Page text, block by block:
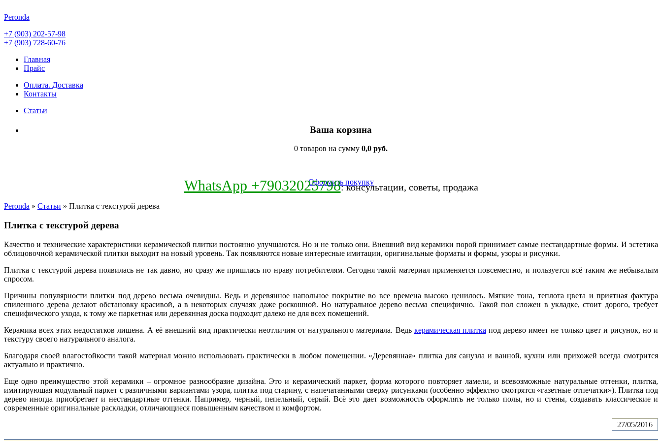
Peronda
+7 (903) 202-57-98
+7 (903) 728-60-76
Главная
Прайс
Оплата. Доставка
Контакты
Статьи
Ваша корзина
0 товаров на сумму 0,0 руб.
Оформить покупку
WhatsApp +79032025798: консультации, советы, продажа
Peronda » Статьи » Плитка с текстурой дерева
Плитка с текстурой дерева
Качество и технические характеристики керамической плитки постоянно улучшаются. Но и не только они. Внешний вид керамики порой принимает самые нестандартные формы. И эстетика
облицовочной керамической плитки выходит на новый уровень. Так появляются новые интересные имитации, оригинальные форматы и формы, узоры и рисунки.
Плитка с текстурой дерева появилась не так давно, но сразу же пришлась по нраву потребителям. Сегодня такой материал применяется повсеместно, и пользуется всё таким же небывалым
спросом.
Причины популярности плитки под дерево весьма очевидны. Ведь и деревянное напольное покрытие во все времена высоко ценилось. Мягкие тона, теплота цвета и приятная фактура
спиленного дерева делают обстановку красивой, а в некоторых случаях даже роскошной. Но натуральное дерево весьма специфично. Такой пол сложен в укладке, стоит дорого, требует
специфического ухода, к тому же паркетная или деревянная доска подходит далеко не для всех помещений.
Керамика всех этих недостатков лишена. А её внешний вид практически неотличим от натурального материала. Ведь керамическая плитка под дерево имеет не только цвет и рисунок, но и
текстуру своего натурального аналога.
Благодаря своей влагостойкости такой материал можно использовать практически в любом помещении. «Деревянная» плитка для санузла и ванной, кухни или прихожей всегда смотрится
актуально и практично.
Еще одно преимущество этой керамики – огромное разнообразие дизайна. Это и керамический паркет, форма которого повторяет ламели, и всевозможные натуральные оттенки, плитка,
имитирующая модульный паркет с различными вариантами узора, плитка под старину, с напечатанными сверху рисунками (особенно эффектно смотрятся «газетные отпечатки»). Плитка под
дерево иногда приобретает и нестандартные оттенки. Например, черный, пепельный, серый. Всё это дает возможность оформлять не только полы, но и стены, создавать классические и
современные оригинальные раскладки, отличающиеся повышенным качеством и комфортом.
27/05/2016